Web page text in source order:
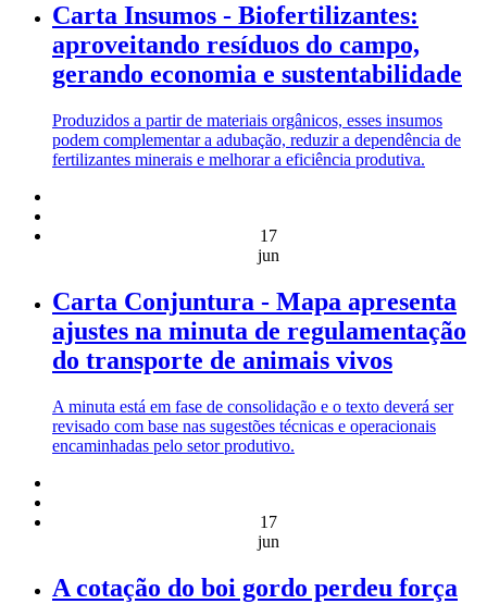
Carta Insumos - Biofertilizantes:
aproveitando resíduos do campo,
gerando economia e sustentabilidade
Produzidos a partir de materiais orgânicos, esses insumos
podem complementar a adubação, reduzir a dependência de
fertilizantes minerais e melhorar a eficiência produtiva.
17
jun
Carta Conjuntura - Mapa apresenta
ajustes na minuta de regulamentação
do transporte de animais vivos
A minuta está em fase de consolidação e o texto deverá ser
revisado com base nas sugestões técnicas e operacionais
encaminhadas pelo setor produtivo.
17
jun
A cotação do boi gordo perdeu força